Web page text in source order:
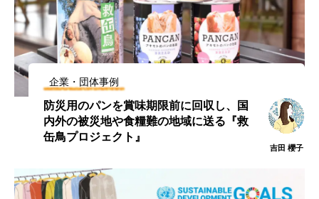
企業・団体事例
防災用のパンを賞味期限前に回収し、国
内外の被災地や食糧難の地域に送る『救
缶鳥プロジェクト』
吉田 櫻子